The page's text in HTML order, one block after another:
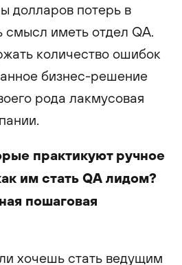
долларов потерь в
смысл иметь отдел QA.
количество ошибок
бизнес-решение
рода лакмусовая
практикуют ручное
им стать QA лидом?
пошаговая
хочешь стать ведущим